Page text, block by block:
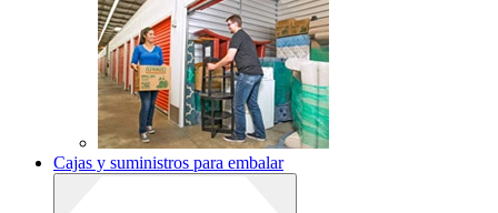
Cajas y suministros para embalar